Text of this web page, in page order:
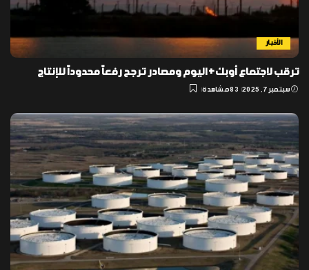
الأخبار
ترقب لاجتماع أوبك+ اليوم ومصادر ترجح رفعاً محدوداً للإنتاج
سبتمبر 7, 2025 83 مشاهدة